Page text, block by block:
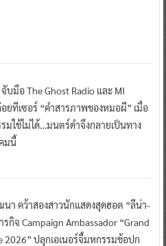
จับมือ The Ghost Radio และ MI
อยทีเซอร์ “คำสารภาพของหมอผี” เมื่อ
มใช้ไม่ได้…มนตร์ดำจึงกลายเป็นทาง
มนี้
า คว้าสองสาวนักแสดงสุดฮอต “ลีน่า-
กิจ Campaign Ambassador “Grand
2026” ปลุกเอเนอร์จี้มหกรรมช้อปก